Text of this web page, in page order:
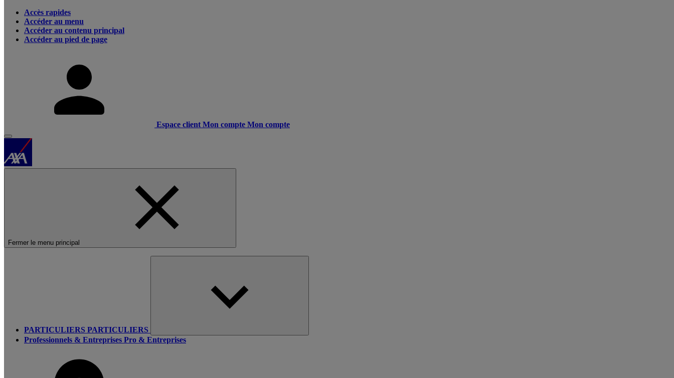
Accès rapides
Accéder au menu
Accéder au contenu principal
Accéder au pied de page
Espace client Mon compte Mon compte
Fermer le menu principal
PARTICULIERS PARTICULIERS
Professionnels & Entreprises Pro & Entreprises